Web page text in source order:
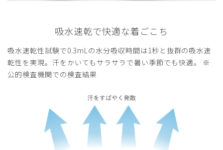
吸水速乾で快適な着ごこち
吸水速乾性試験で0.3mLの水分吸収時間は1秒と抜群の吸水速
乾性を実現。汗をかいてもサラサラで暑い季節でも快適。 ※
公的検査機関での検査結果